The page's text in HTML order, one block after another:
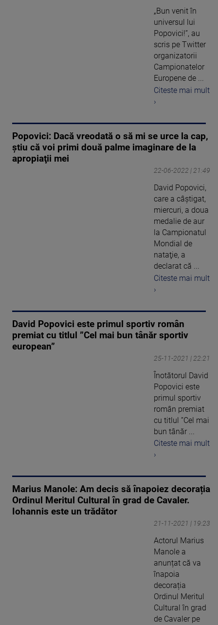
„Bun venit în
universul lui
Popovici!”, au
scris pe Twitter
organizatorii
Campionatelor
Europene de ...
Citeste mai mult
›
Popovici: Dacă vreodată o să mi se urce la cap,
ştiu că voi primi două palme imaginare de la
apropiaţii mei
22-06-2022 | 21:49
David Popovici,
care a câştigat,
miercuri, a doua
medalie de aur
la Campionatul
Mondial de
nataţie, a
declarat că ...
Citeste mai mult
›
David Popovici este primul sportiv român
premiat cu titlul ”Cel mai bun tânăr sportiv
european”
25-11-2021 | 22:21
Înotătorul David
Popovici este
primul sportiv
român premiat
cu titlul ”Cel mai
bun tânăr ...
Citeste mai mult
›
Marius Manole: Am decis să înapoiez decorația
Ordinul Meritul Cultural în grad de Cavaler.
Iohannis este un trădător
21-11-2021 | 19:23
Actorul Marius
Manole a
anunțat că va
înapoia
decorația
Ordinul Meritul
Cultural în grad
de Cavaler pe